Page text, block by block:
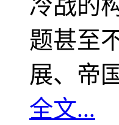
冷战的
题甚至
展、帝
全文...